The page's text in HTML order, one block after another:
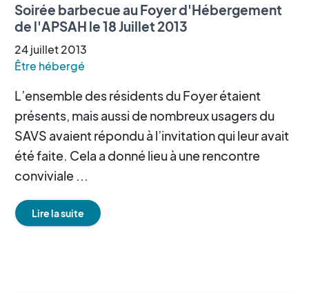
Soirée barbecue au Foyer d'Hébergement
de l'APSAH le 18 Juillet 2013
24juillet2013
Être hébergé
L’ensemble des résidents du Foyer étaient
présents, mais aussi de nombreux usagers du
SAVS avaient répondu à l’invitation qui leur avait
été faite. Cela a donné lieu à une rencontre
conviviale ...
Lire la suite